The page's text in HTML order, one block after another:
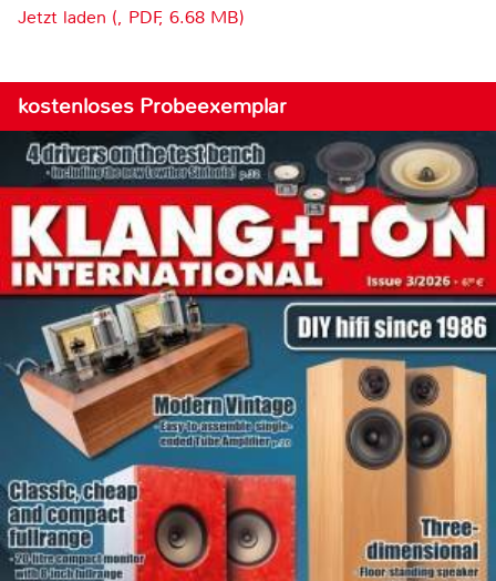
Jetzt laden (, PDF, 6.68 MB)
kostenloses Probeexemplar